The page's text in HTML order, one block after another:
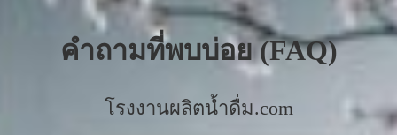
คำถามที่พบบ่อย (FAQ)
โรงงานผลิตน้ำดื่ม.com